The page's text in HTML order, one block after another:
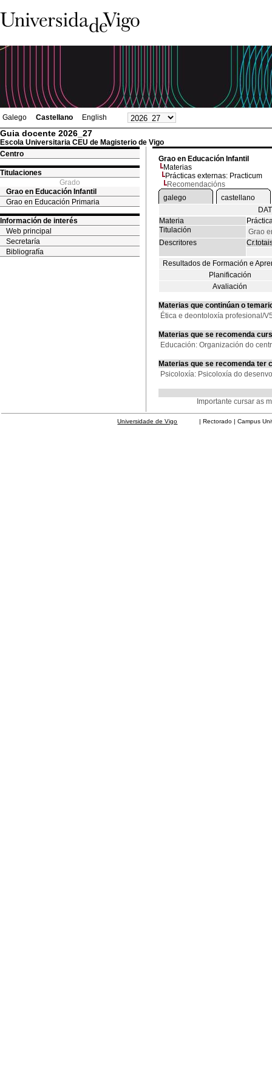
Galego Castellano English
Guia docente 2026_27
Escola Universitaria CEU de Magisterio de Vigo
Centro
Titulaciones
Grado
Grao en Educación Infantil
Grao en Educación Primaria
Información de interés
Web principal
Secretaría
Bibliografía
Grao en Educación Infantil
Materias
Prácticas externas: Practicum
Recomendacións
galego
castellano
Materia
Titulación
Grao
Descritores
Resultados de Formación e
Planificación
Avaliación
Materias que continúan o
Ética e deontoloxía profesional/
Materias que se recomenda
Educación: Organización do
Materias que se recomenda ter
Psicoloxía: Psicoloxía do
Importante cursar as
Universidade de Vigo | Rectorado | Campus